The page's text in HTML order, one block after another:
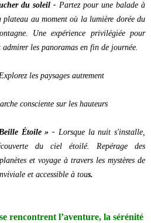
du soleil - Partez pour une balade à
plateau au moment où la lumière dorée du
Une expérience privilégiée pour
les panoramas en fin de journée.
les paysages autrement
consciente sur les hauteurs
Étoile » - Lorsque la nuit s'installe,
du ciel étoilé. Repérage des
et voyage à travers les mystères de
et accessible à tous.
rencontrent l’aventure, la sérénité